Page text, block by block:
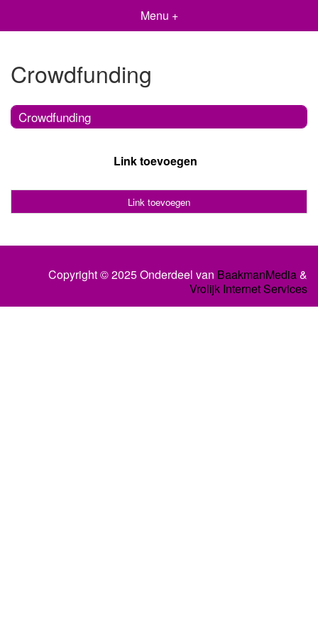
Menu +
Crowdfunding
Crowdfunding
Link toevoegen
Link toevoegen
Copyright © 2025 Onderdeel van BaakmanMedia&
Vrolijk Internet Services